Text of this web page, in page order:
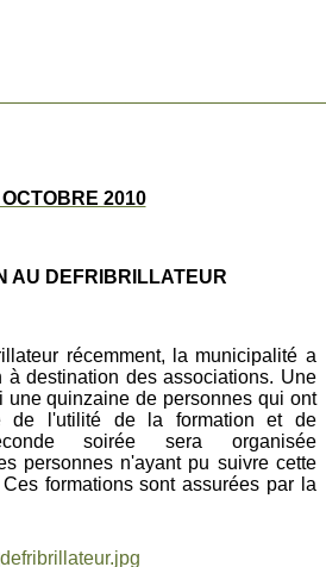
OCTOBRE 2010
AU DEFRIBRILLATEUR
récemment, la municipalité a
à destination des associations. Une
une quinzaine de personnes qui ont
de l'utilité de la formation et de
soirée sera organisée
personnes n'ayant pu suivre cette
formations sont assurées par la